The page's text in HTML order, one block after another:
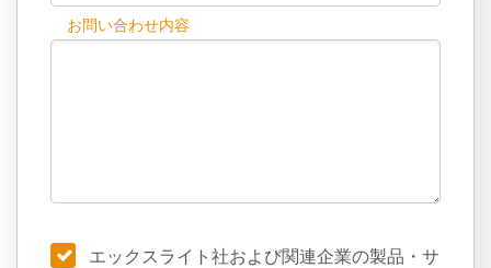
お問い合わせ内容
エックスライト社および関連企業の製品・サ